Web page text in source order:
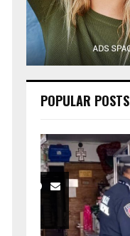
POPULAR POSTS